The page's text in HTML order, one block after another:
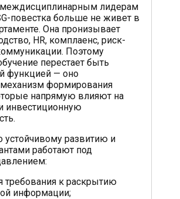
междисциплинарным лидерам
повестка больше не живет в
Она пронизывает
HR, комплаенс, риск-
Поэтому
перестает быть
функцией — оно
формирования
напрямую влияют на
инвестиционную
устойчивому развитию и
работают под
требования к раскрытию
информации;